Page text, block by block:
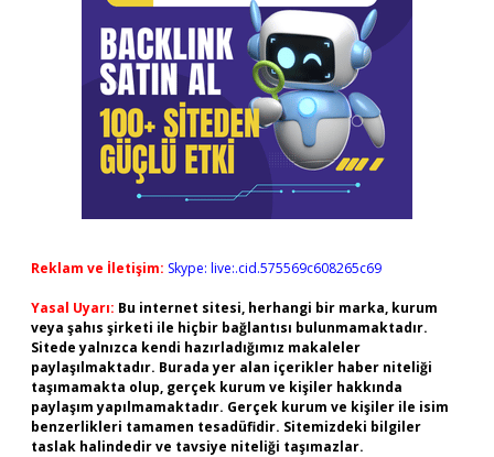
Reklam ve İletişim: Skype: live:.cid.575569c608265c69
Yasal Uyarı: Bu internet sitesi, herhangi bir marka, kurum
veya şahıs şirketi ile hiçbir bağlantısı bulunmamaktadır.
Sitede yalnızca kendi hazırladığımız makaleler
paylaşılmaktadır. Burada yer alan içerikler haber niteliği
taşımamakta olup, gerçek kurum ve kişiler hakkında
paylaşım yapılmamaktadır. Gerçek kurum ve kişiler ile isim
benzerlikleri tamamen tesadüfidir. Sitemizdeki bilgiler
taslak halindedir ve tavsiye niteliği taşımazlar.